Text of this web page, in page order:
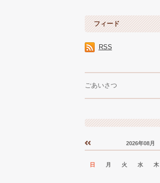
フィード
RSS
ごあいさつ
«
2026年08月
日 月 火 水 木